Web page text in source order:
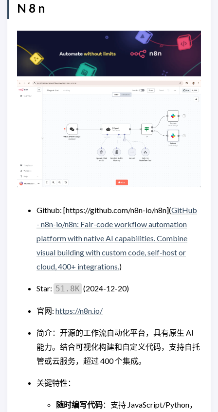
N 8 n
Github: [https://github.com/n8n-io/n8n](GitHub
- n8n-io/n8n: Fair-code workflow automation
platform with native AI capabilities. Combine
visual building with custom code, self-host or
cloud, 400+ integrations. )
Star: 51.8K (2024-12-20)
官网: https://n8n.io/
简介：开源的工作流自动化平台，具有原生 AI
能力。结合可视化构建和自定义代码，支持自托
管或云服务，超过 400 个集成。
关键特性：
随时编写代码：支持 JavaScript/Python，